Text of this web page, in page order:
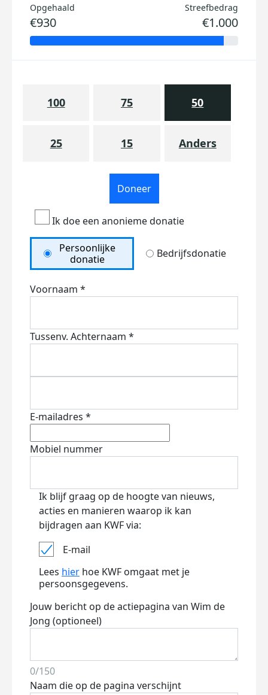
Opgehaald
€930
Streefbedrag
€1.000
100 75 50
25 15 Anders
Doneer
Ik doe een anonieme donatie
Persoonlijke
donatie
Bedrijfsdonatie
Voornaam *
Tussenv. Achternaam *
E-mailadres *
Mobiel nummer
Ik blijf graag op de hoogte van nieuws,
acties en manieren waarop ik kan
bijdragen aan KWF via:
E-mail
Lees hier hoe KWF omgaat met je
persoonsgegevens.
Jouw bericht op de actiepagina van Wim de
Jong (optioneel)
0/150
Naam die op de pagina verschijnt